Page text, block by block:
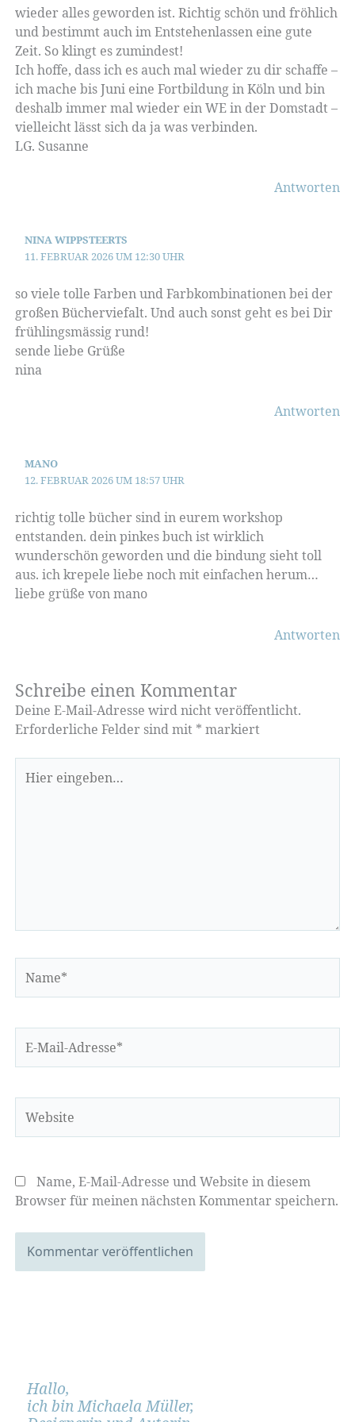
wieder alles geworden ist. Richtig schön und fröhlich
und bestimmt auch im Entstehenlassen eine gute
Zeit. So klingt es zumindest!
Ich hoffe, dass ich es auch mal wieder zu dir schaffe –
ich mache bis Juni eine Fortbildung in Köln und bin
deshalb immer mal wieder ein WE in der Domstadt –
vielleicht lässt sich da ja was verbinden.
LG. Susanne
Antworten
NINA WIPPSTEERTS
11. FEBRUAR 2026 UM 12:30 UHR
so viele tolle Farben und Farbkombinationen bei der
großen Bücherviefalt. Und auch sonst geht es bei Dir
frühlingsmässig rund!
sende liebe Grüße
nina
Antworten
MANO
12. FEBRUAR 2026 UM 18:57 UHR
richtig tolle bücher sind in eurem workshop
entstanden. dein pinkes buch ist wirklich
wunderschön geworden und die bindung sieht toll
aus. ich krepele liebe noch mit einfachen herum…
liebe grüße von mano
Antworten
Schreibe einen Kommentar
Deine E-Mail-Adresse wird nicht veröffentlicht.
Erforderliche Felder sind mit * markiert
eingeben…
Mail-
Name, E-Mail-Adresse und Website in diesem
Browser für meinen nächsten Kommentar speichern.
Hallo,
ich bin Michaela Müller,